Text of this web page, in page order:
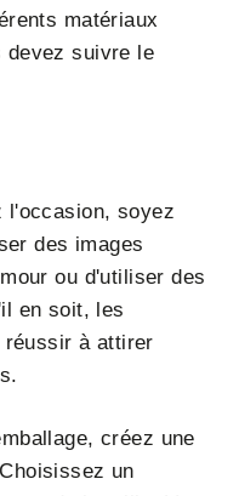
matériaux
devez suivre le
l'occasion, soyez
des images
ou d'utiliser des
en soit, les
à attirer
créez une
Choisissez un